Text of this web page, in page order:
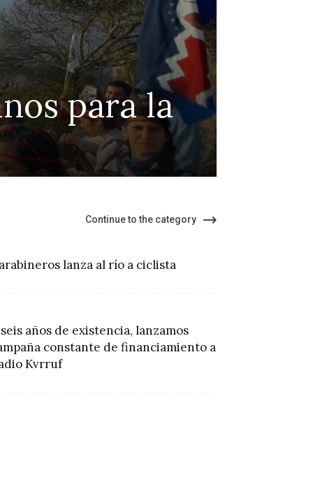
para la
Continue to the category
lanza al río a ciclista
años de existencia, lanzamos
constante de financiamiento a
Kvrruf